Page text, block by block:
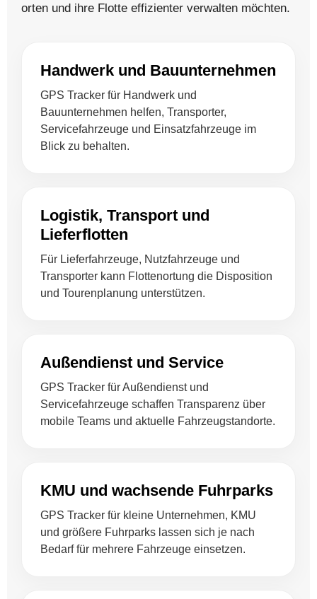
orten und ihre Flotte effizienter verwalten möchten.
Handwerk und Bauunternehmen
GPS Tracker für Handwerk und
Bauunternehmen helfen, Transporter,
Servicefahrzeuge und Einsatzfahrzeuge im
Blick zu behalten.
Logistik, Transport und
Lieferflotten
Für Lieferfahrzeuge, Nutzfahrzeuge und
Transporter kann Flottenortung die Disposition
und Tourenplanung unterstützen.
Außendienst und Service
GPS Tracker für Außendienst und
Servicefahrzeuge schaffen Transparenz über
mobile Teams und aktuelle Fahrzeugstandorte.
KMU und wachsende Fuhrparks
GPS Tracker für kleine Unternehmen, KMU
und größere Fuhrparks lassen sich je nach
Bedarf für mehrere Fahrzeuge einsetzen.